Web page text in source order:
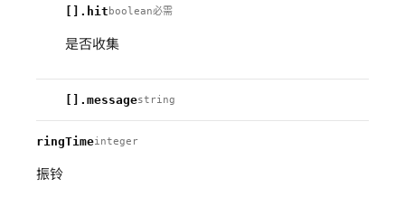
[].hit boolean必需
是否收集
[].messagestring
ringTimeinteger
振铃